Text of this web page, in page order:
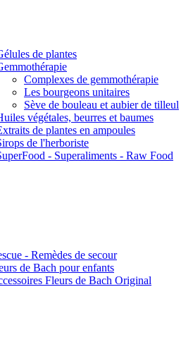
de plantes
Complexes de gemmothérapie
Les bourgeons unitaires
Sève de bouleau et aubier de tilleul
végétales, beurres et baumes
de plantes en ampoules
de l'herboriste
- Superaliments - Raw Food
- Remèdes de secour
de Bach pour enfants
Fleurs de Bach Original